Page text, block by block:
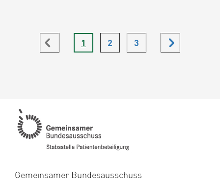
Keine
vorherige
Seite
1
befinden
Seite
2 Seite
3 Weiter
Gemeinsamer Bundesausschuss